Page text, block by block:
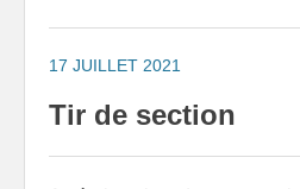
17 JUILLET 2021
Tir de section